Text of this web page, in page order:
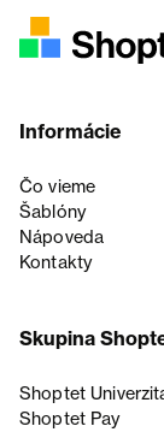
Informácie
Čo vieme
Šablóny
Nápoveda
Kontakty
Skupina
Shoptet
Shoptet Pay